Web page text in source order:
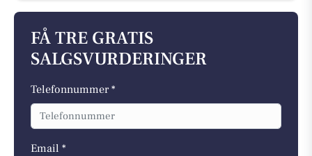
FÅ TRE GRATIS
SALGSVURDERINGER
Telefonnummer *
Email *